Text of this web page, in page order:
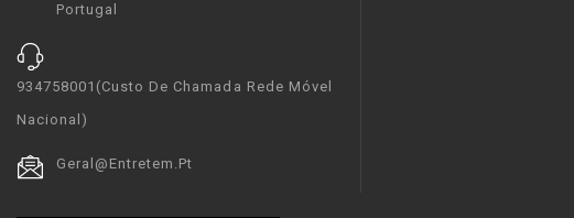
Portugal
934758001(custo De Chamada Rede Móvel
Nacional)
Geral@entretem.pt